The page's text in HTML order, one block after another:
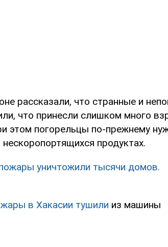
рассказали, что странные и
что принесли слишком много
этом погорельцы по-прежнему
продуктах.
уничтожили тысячи домов.
в Хакасии тушили из машины